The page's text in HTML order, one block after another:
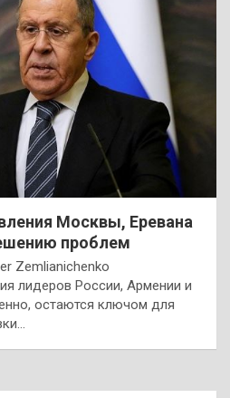
Москвы, Еревана
проблем
Zemlianichenko
лидеров России, Армении и
остаются ключом для